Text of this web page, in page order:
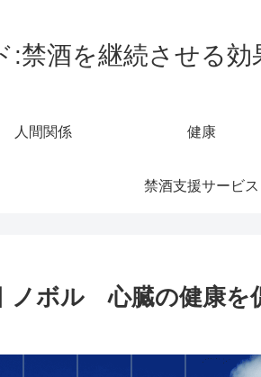
:禁酒を継続させる
人間関係 健康
禁酒支援サービス
ノボル 心臓の健康を